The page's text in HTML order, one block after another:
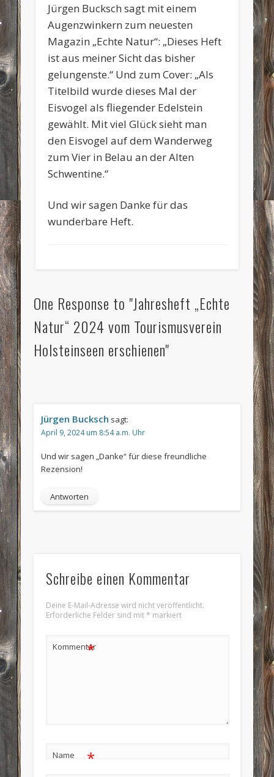
Jürgen Bucksch sagt mit einem
Augenzwinkern zum neuesten
Magazin „Echte Natur“: „Dieses Heft
ist aus meiner Sicht das bisher
gelungenste.“ Und zum Cover: „Als
Titelbild wurde dieses Mal der
Eisvogel als fliegender Edelstein
gewählt. Mit viel Glück sieht man
den Eisvogel auf dem Wanderweg
zum Vier in Belau an der Alten
Schwentine.“
Und wir sagen Danke für das
wunderbare Heft.
One Response to "Jahresheft „Echte
Natur“ 2024 vom Tourismusverein
Holsteinseen erschienen"
Jürgen Bucksch sagt:
April 9, 2024 um 8:54 a.m. Uhr
Und wir sagen „Danke“ für diese freundliche
Rezension!
Antworten
Schreibe einen Kommentar
Deine E-Mail-Adresse wird nicht veröffentlicht.
Erforderliche Felder sind mit* markiert
Kommentar
*
Name *